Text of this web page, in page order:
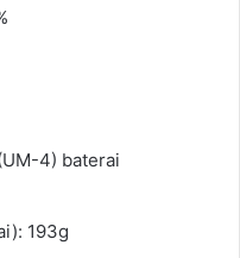
4) baterai
193g